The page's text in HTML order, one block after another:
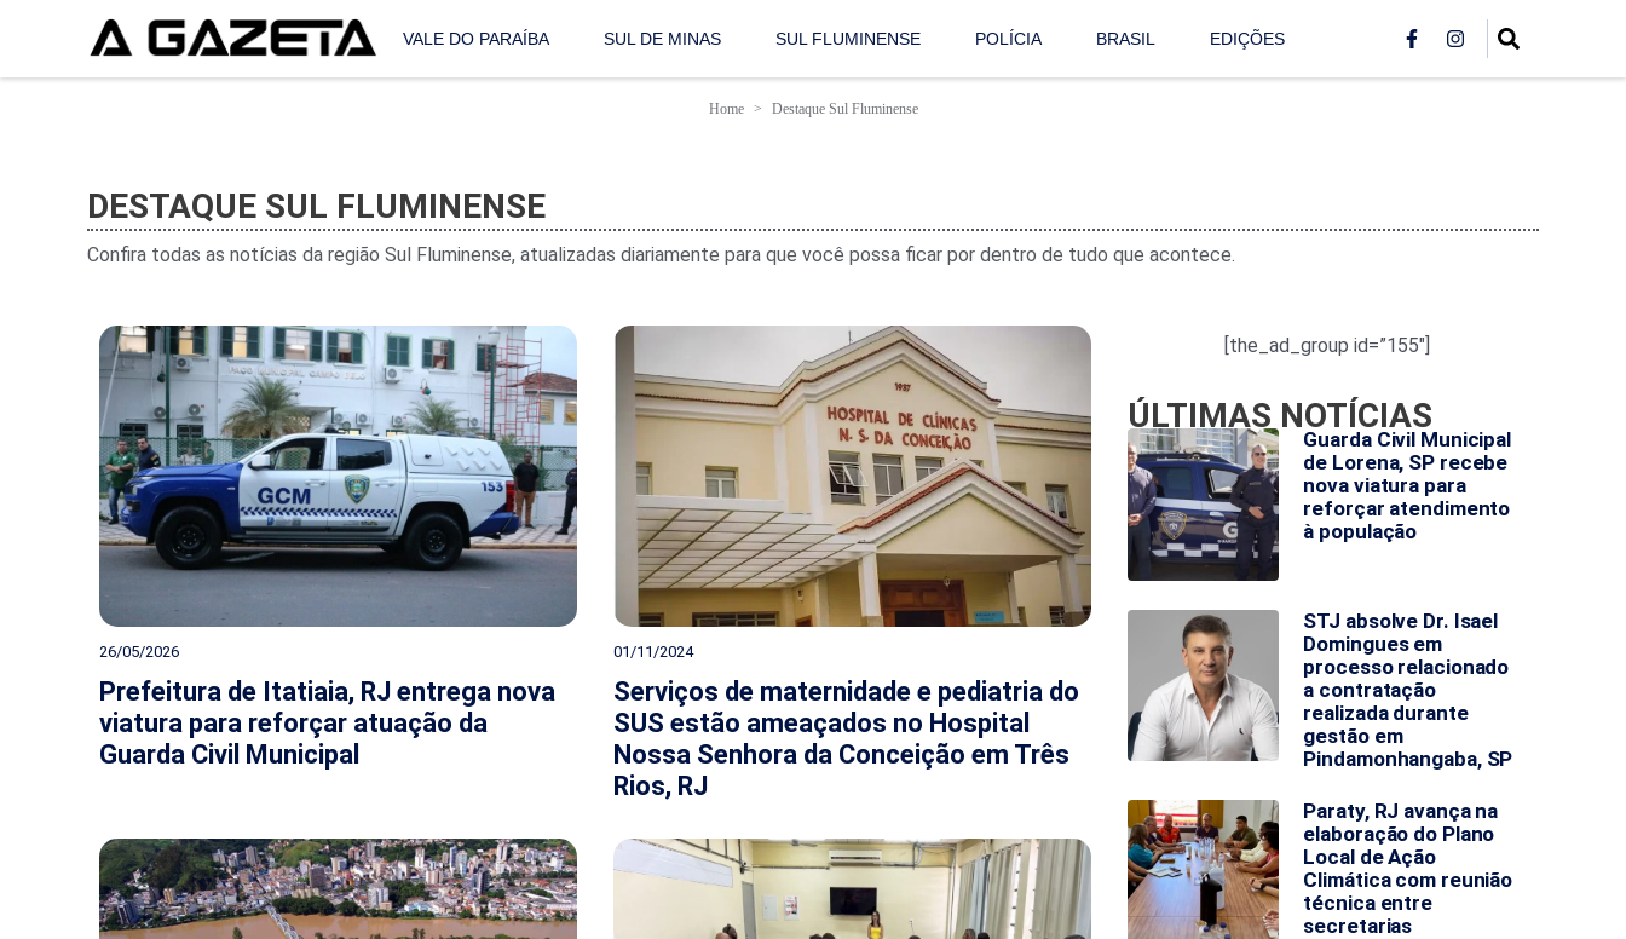
VALE DO PARAÍBA SUL DE MINAS SUL FLUMINENSE POLÍCIA BRASIL EDIÇÕES
Home Destaque Sul Fluminense
DESTAQUE SUL FLUMINENSE
Confira todas as notícias da região Sul Fluminense, atualizadas diariamente para que você possa ficar por dentro de tudo que acontece.
26/05/2026
Prefeitura de Itatiaia, RJ entrega nova
viatura para reforçar atuação da
Guarda Civil Municipal
01/11/2024
Serviços de maternidade e pediatria do
SUS estão ameaçados no Hospital
Nossa Senhora da Conceição em Três
Rios, RJ
[the_ad_group id=”155″]
ÚLTIMAS NOTÍCIAS
Guarda Civil Municipal
de Lorena, SP recebe
nova viatura para
reforçar atendimento
à população
STJ absolve Dr. Isael
Domingues em
processo relacionado
a contratação
realizada durante
gestão em
Pindamonhangaba, SP
Paraty, RJ avança na
elaboração do Plano
Local de Ação
Climática com reunião
técnica entre
secretarias